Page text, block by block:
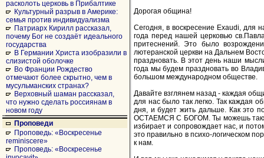
расколоть церковь в Прибалтике
Культурный разрыв в Америке:
семья против индивидуализма
Патриарх Кирилл рассказал,
почему Бог не создаёт идеального
государства
В Германии Христа изобразили в
слизистой оболочке
Во Франции Рождество
отмечают более скрытно, чем в
мусульманских странах?
Верховный шаман рассказал,
что нужно сделать россиянам в
новом году
Проповеди
Проповедь: «Воскресенье
reminiscere»
Проповедь: «Воскресенье
Дорогая община!
Сегодня, в воскресение Exaudi, для
года перед нашей церковью
притеснений. Это было
лютеранской церкви на Дальнем
праздновать. В этот день наши
года мы будем праздновать во
большом международном обществе.
Давайте взглянем назад - каждая
для нас было так легко. Так каждая
дня, и будет жить дальше. Как это
ОСТАЕМСЯ С БОГОМ. Ты можешь также
избирает и сопровождает нас, и
это правильно в психо-логическом
к нам.